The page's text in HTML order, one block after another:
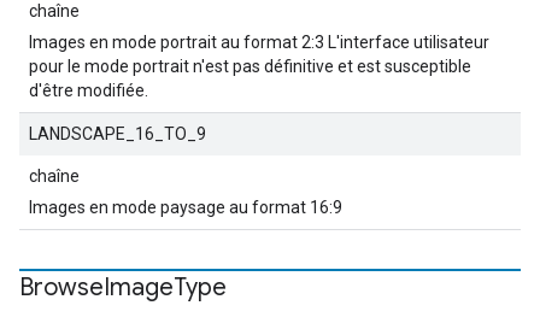
chaîne
Images en mode portrait au format 2:3 L'interface utilisateur
pour le mode portrait n'est pas définitive et est susceptible
d'être modifiée.
LANDSCAPE_16_TO_9
chaîne
Images en mode paysage au format 16:9
BrowseImageType